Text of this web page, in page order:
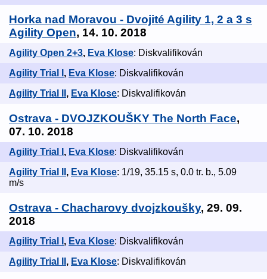
Horka nad Moravou - Dvojité Agility 1, 2 a 3 s
Agility Open, 14. 10. 2018
Agility Open 2+3, Eva Klose: Diskvalifikován
Agility Trial I , Eva Klose: Diskvalifikován
Agility Trial II , Eva Klose: Diskvalifikován
Ostrava - DVOJZKOUŠKY The North Face,
07. 10. 2018
Agility Trial I , Eva Klose: Diskvalifikován
Agility Trial II , Eva Klose: 1/19, 35.15 s, 0.0 tr. b., 5.09
m/s
Ostrava - Chacharovy dvojzkoušky, 29. 09.
2018
Agility Trial I , Eva Klose: Diskvalifikován
Agility Trial II , Eva Klose: Diskvalifikován